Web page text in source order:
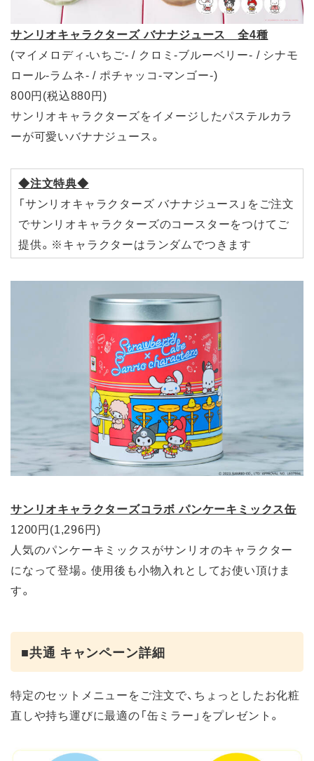
サンリオキャラクターズ バナナジュース 全4種
(マイメロディ-いちご- / クロミ-ブルーベリー- / シナモ
ロール-ラムネ- / ポチャッコ-マンゴー-)
800円(税込880円)
サンリオキャラクターズをイメージしたパステルカラ
ーが可愛いバナナジュース。
◆注文特典◆
「サンリオキャラクターズ バナナジュース」をご注文
でサンリオキャラクターズのコースターをつけてご
提供。※キャラクターはランダムでつきます
サンリオキャラクターズコラボ パンケーキミックス缶
1200円(1,296円)
人気のパンケーキミックスがサンリオのキャラクター
になって登場。使用後も小物入れとしてお使い頂けま
す。
■共通 キャンペーン詳細
特定のセットメニューをご注文で、ちょっとしたお化粧
直しや持ち運びに最適の「缶ミラー」をプレゼント。